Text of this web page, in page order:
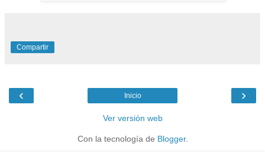
Compartir
‹ ›
Inicio
Ver versión web
Con la tecnología de Blogger.